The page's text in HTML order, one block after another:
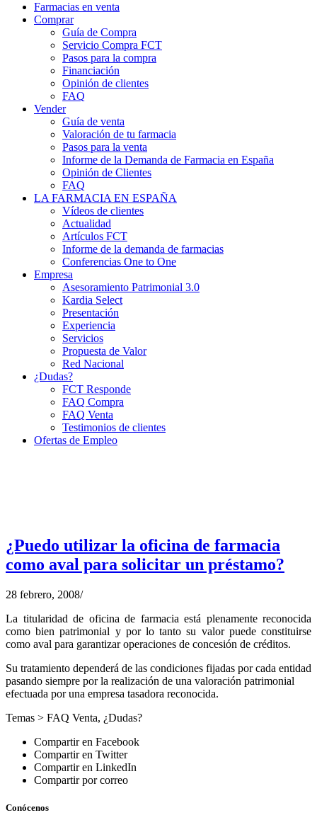
Farmacias en venta
Comprar
Guía de Compra
Servicio Compra FCT
Pasos para la compra
Financiación
Opinión de clientes
FAQ
Vender
Guía de venta
Valoración de tu farmacia
Pasos para la venta
Informe de la Demanda de Farmacia en España
Opinión de Clientes
FAQ
LA FARMACIA EN ESPAÑA
Vídeos de clientes
Actualidad
Artículos FCT
Informe de la demanda de farmacias
Conferencias One to One
Empresa
Asesoramiento Patrimonial 3.0
Kardia Select
Presentación
Experiencia
Servicios
Propuesta de Valor
Red Nacional
¿Dudas?
FCT Responde
FAQ Compra
FAQ Venta
Testimonios de clientes
Ofertas de Empleo
¿Puedo utilizar la oficina de farmacia
como aval para solicitar un préstamo?
28 febrero, 2008/
La titularidad de oficina de farmacia está plenamente reconocida
como bien patrimonial y por lo tanto su valor puede constituirse
como aval para garantizar operaciones de concesión de créditos.
Su tratamiento dependerá de las condiciones fijadas por cada entidad
pasando siempre por la realización de una valoración patrimonial
efectuada por una empresa tasadora reconocida.
Temas > FAQ Venta, ¿Dudas?
Compartir en Facebook
Compartir en Twitter
Compartir en LinkedIn
Compartir por correo
Conócenos